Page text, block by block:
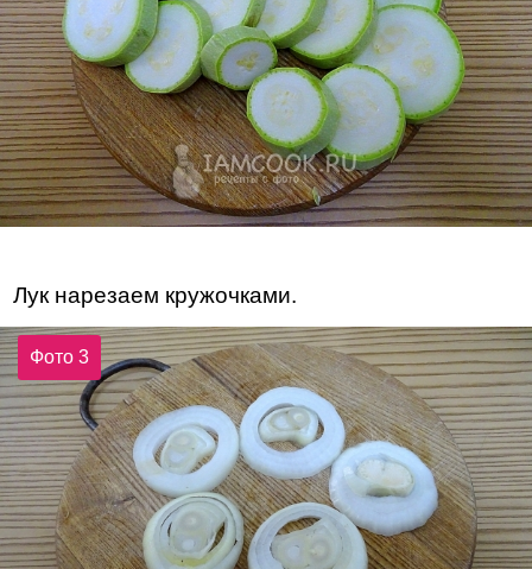
Лук нарезаем кружочками.
Фото 3